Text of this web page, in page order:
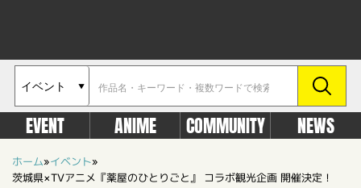
EVENT ANIME COMMUNITY NEWS
ホーム»イベント»
茨城県×TVアニメ『薬屋のひとりごと』 コラボ観光企画 開催決定！